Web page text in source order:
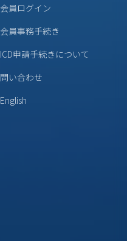
会員ログイン
会員事務手続き
ICD申請手続きについて
問い合わせ
English